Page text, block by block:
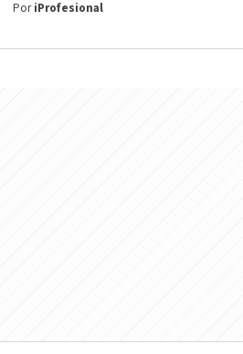
PoriProfesional